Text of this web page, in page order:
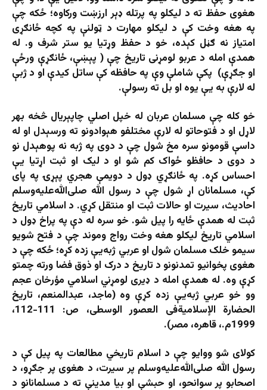
هغوی حفظ ته د لیکلو په پرتله ډېر ارزښت ورکاوه؛ ځکه چې
په هغه وخت کې د لیکلو مهارت د ټولنې په کچه ځانګړی
امتیاز نه ګڼل کېده، خو د حفظ وړتیا یو ستر شرف و. له
همدې امله د عربو لومړنی تاریخ چې ( پېښې، ځانګړې ورځې
او جګړې) پکې شاملې وې په حافظه کې ساتل کیدې او د ژبې
له لارې به یې یوه او بل ته رسولې.
خو کله چې مسلمان عربان له خپل اصلي چاپېریال څخه بهر
لاړل او د فتوحاتو له لارې مختلفو هېوادونو ته ورسېدل او له
داسې قومونو سره مخ شول چې د دوی په ژبه نه پوهېدل نو
د دوی د حافظو ځواک کم شو او د لیک او ثبت اړتیا یې
احساس کړه. په ځانګړي ډول د دویمې هجري پېړۍ په پای
کې، مسلمانان اړ شول چې د رسول الله صلی‌الله‌علیه‌وسلم
احادیث، سیرت او حالات ثبت او منتقل کړي. د اسلامي تاریخ
ثبت له همدې ځایه را پیل شو. خو سره له دې په پراخ ډول د
اسلامي تاریخ لیکلو هغه وخت رواج وموند چې د فتح شویو
سیمو خلک مسلمان شول او عربي ژبه‌یې زده کړه؛ ځکه چې د
هغوی پخوانیو تمدنونو د تاریخ د درک او ذوق فضا ورته چمتو
کړې وه. له همدې امله د ډیری لومړني اسلامي مؤرخان عجم
وو خو عربي ژبه‌یې زده کړې وه (ماجد، عبدالمنعم، تاریخ
الحضارة الإسلامیةفی العصور الوسطی، ص: 111-112،
1999م.، قاهره، مصر).
کولای شو ووایو چې د اسلام تاریخي مطالعات په پیل کې د
رسول الله صلی‌الله‌علیه‌وسلم پر سیرت، د هغوی پر جګړو، د
اصحابو پر سوانحو، او حبشې او بیا مدینې ته د مسلمانانو د